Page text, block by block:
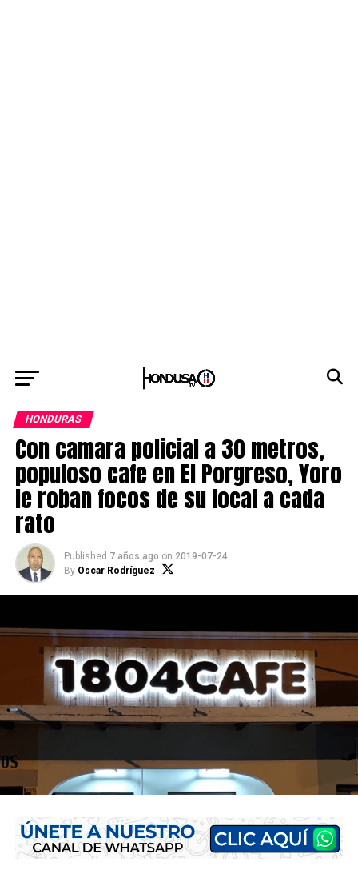
HONDURAS
Con camara policial a 30 metros,
populoso cafe en El Porgreso, Yoro
le roban focos de su local a cada
rato
Published 7 años ago on 2019-07-24
By Oscar Rodríguez